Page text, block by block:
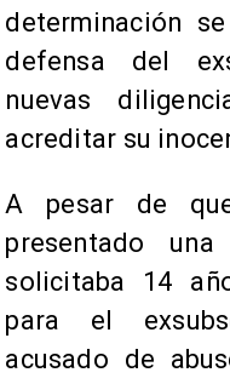
determinación
defensa del
nuevas
acreditar su
A pesar de
presentado
solicitaba 14
para el
acusado de